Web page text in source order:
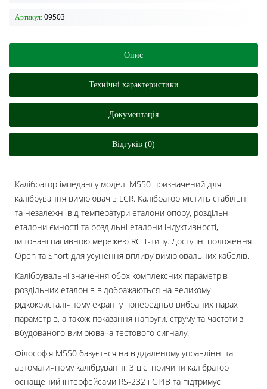
Артикул: 09503
Опис
Технічні характеристики
Документацiя
Відгуків (0)
Калібратор імпедансу моделі M550 призначений для
калібрування вимірювачів LCR. Калібратор містить стабільні
та незалежні від температури еталони опору, роздільні
еталони ємності та роздільні еталони індуктивності,
імітовані пасивною мережею RC T-типу. Доступні положення
Open та Short для усунення впливу вимірювальних кабелів.
Калібрувальні значення обох комплексних параметрів
роздільних еталонів відображаються на великому
рідкокристалічному екрані у попередньо вибраних парах
параметрів, а також показання напруги, струму та частоти з
вбудованого вимірювача тестового сигналу.
Філософія M550 базується на віддаленому управлінні та
автоматичному калібруванні. З цієї причини калібратор
оснащений інтерфейсами RS-232 і GPIB та підтримує